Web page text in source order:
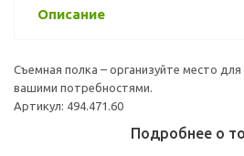
Описание
Съемная полка – организуйте место
вашими потребностями.
Артикул: 494.471.60
Подробнее о